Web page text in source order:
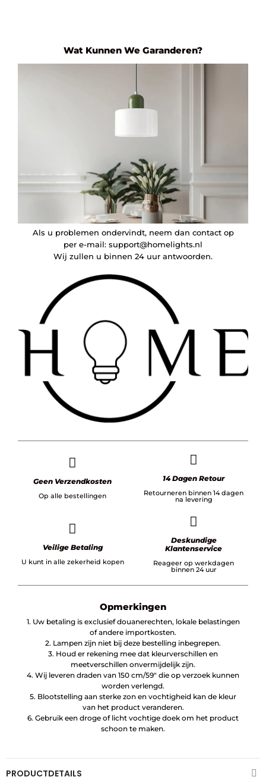
Wat Kunnen We Garanderen?
Als u problemen ondervindt, neem dan contact op
per e-mail: support@homelights.nl
Wij zullen u binnen 24 uur antwoorden.
Geen Verzendkosten
Op alle bestellingen
14 Dagen Retour
Retourneren binnen 14 dagen
na levering
Veilige Betaling
U kunt in alle zekerheid kopen
Deskundige
Klantenservice
Reageer op werkdagen
binnen 24 uur
Opmerkingen
1. Uw betaling is exclusief douanerechten, lokale belastingen
of andere importkosten.
2. Lampen zijn niet bij deze bestelling inbegrepen.
3. Houd er rekening mee dat kleurverschillen en
meetverschillen onvermijdelijk zijn.
4. Wij leveren draden van 150 cm/59″ die op verzoek kunnen
worden verlengd.
5. Blootstelling aan sterke zon en vochtigheid kan de kleur
van het product veranderen.
6. Gebruik een droge of licht vochtige doek om het product
schoon te maken.
PRODUCTDETAILS